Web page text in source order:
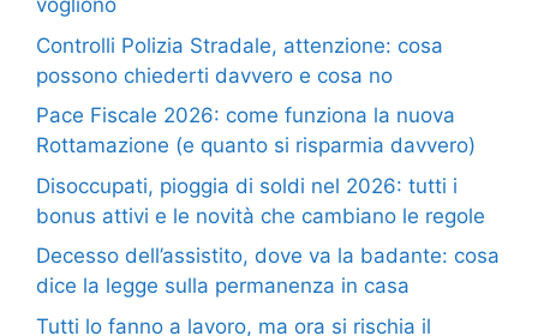
vogliono
Controlli Polizia Stradale, attenzione: cosa
possono chiederti davvero e cosa no
Pace Fiscale 2026: come funziona la nuova
Rottamazione (e quanto si risparmia davvero)
Disoccupati, pioggia di soldi nel 2026: tutti i
bonus attivi e le novità che cambiano le regole
Decesso dell’assistito, dove va la badante: cosa
dice la legge sulla permanenza in casa
Tutti lo fanno a lavoro, ma ora si rischia il